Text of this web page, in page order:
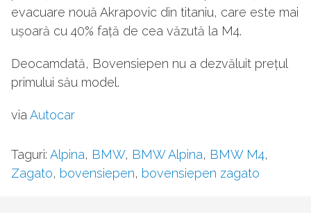
evacuare nouă Akrapovic din titaniu, care este mai
ușoară cu 40% față de cea văzută la M4.
Deocamdată, Bovensiepen nu a dezvăluit prețul
primului său model.
via Autocar
Taguri: Alpina, BMW, BMW Alpina, BMW M4,
Zagato, bovensiepen, bovensiepen zagato